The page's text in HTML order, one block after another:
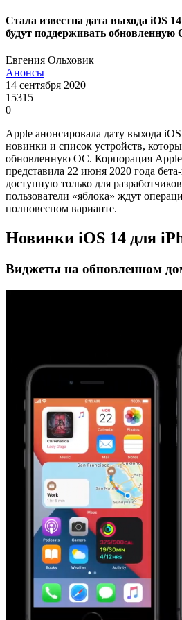
Стала известна дата выхода iOS
будут поддерживать обновленную
Евгения Ольховик
Анонсы
14 сентября 2020
15315
0
Apple анонсировала дату выхода
новинки и список устройств,
обновленную ОС. Корпорация
представила 22 июня 2020 года
доступную только для
пользователи «яблока» ждут
полновесном варианте.
Новинки iOS 14 для
Виджеты на обновленном